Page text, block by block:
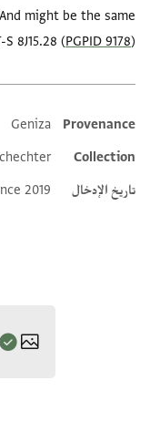
And might be the same
8J15.28 (PGPID 9178).
metadata
Provenance
Geniza
Collection
تاريخ الإدخال
2019